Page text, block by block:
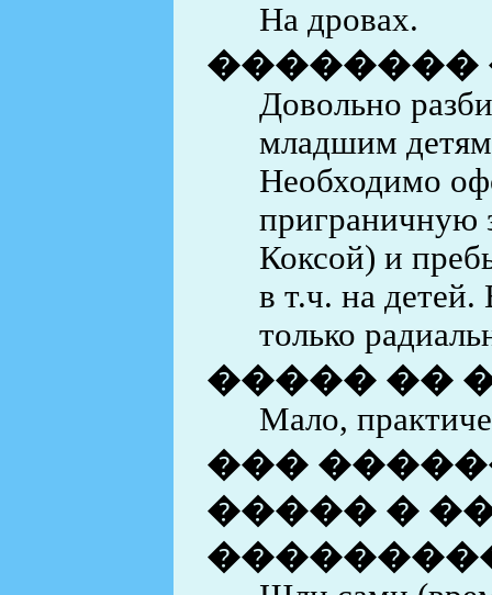
На дровах.
��������
Довольно
младшим
Необходимо
приграничную
Коксой) и
в т.ч. на
только
����� ��
Мало,
���
����� �